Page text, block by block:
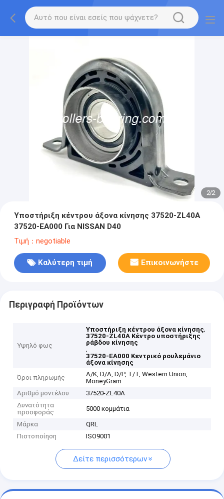
2/2
Υποστήριξη κέντρου άξονα κίνησης 37520-ZL40A
37520-EA000 Για NISSAN D40
Τιμή：negotiable
Καλύτερη τιμή Επικοινωνήστε
Περιγραφή Προϊόντων
Υψηλό φως
Υποστήριξη κέντρου άξονα κίνησης,
37520-ZL40A Κέντρο υποστήριξης
ράβδου κίνησης
,
37520-EA000 Κεντρικό ρουλεμάνιο
άξονα κίνησης
Όροι πληρωμής
Λ/Κ, D/A, D/P, T/T, Western Union,
MoneyGram
Αριθμό μοντέλου
37520-ZL40A
Δυνατότητα
προσφοράς
5000 κομμάτια
Μάρκα
QRL
Πιστοποίηση
ISO9001
Δείτε περισσότερων